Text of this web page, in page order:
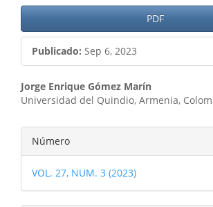
PDF
Publicado: Sep 6, 2023
Contenido
principal
del
artículo
Jorge Enrique Gómez Marín
Universidad del Quindio, Armenia,
Detalles
del
artículo
Número
VOL. 27, NUM. 3 (2023)